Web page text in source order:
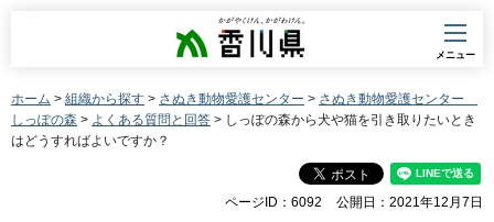
香川県
メニュー
ホーム > 組織から探す > さぬき動物愛護センター > さぬき動物愛護センター
しっぽの森 > よくある質問と回答 > しっぽの森から犬や猫を引き取りたいとき
はどうすればよいですか？
ページID：6092 公開日：2021年12月7日